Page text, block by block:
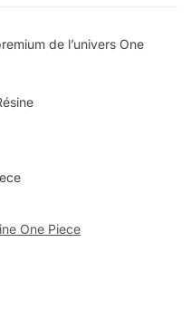
de l’univers One
One Piece